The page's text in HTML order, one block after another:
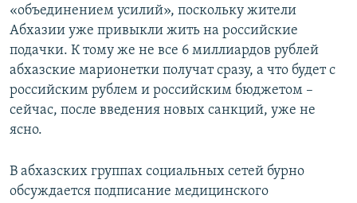
«объединением усилий», поскольку жители
Абхазии уже привыкли жить на российские
подачки. К тому же не все 6 миллиардов рублей
абхазские марионетки получат сразу, а что будет с
российским рублем и российским бюджетом –
сейчас, после введения новых санкций, уже не
ясно.
В абхазских группах социальных сетей бурно
обсуждается подписание медицинского